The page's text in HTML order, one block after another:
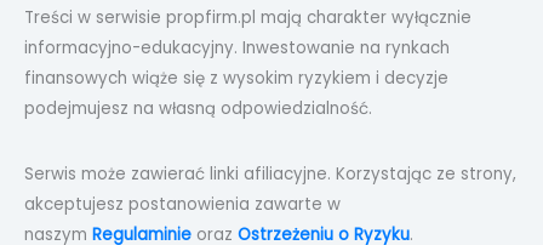
Treści w serwisie propfirm.pl mają charakter wyłącznie
informacyjno-edukacyjny. Inwestowanie na rynkach
finansowych wiąże się z wysokim ryzykiem i decyzje
podejmujesz na własną odpowiedzialność.
Serwis może zawierać linki afiliacyjne. Korzystając ze strony,
akceptujesz postanowienia zawarte w
naszym Regulaminie oraz Ostrzeżeniu o Ryzyku.